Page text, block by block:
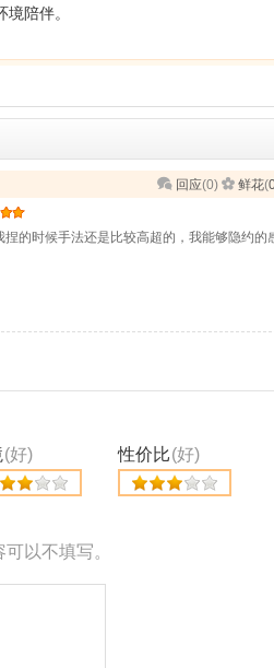
陪伴。
回应(0) 鲜花(
的时候手法还是比较高超的，我能够隐约的
(好) 性价比(好)
以不填写。